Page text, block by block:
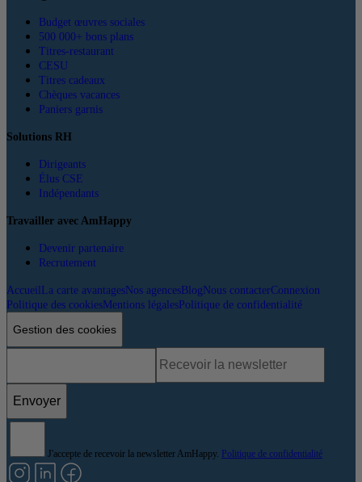
Budget œuvres sociales
500 000+ bons plans
Titres-restaurant
CESU
Titres cadeaux
Chèques vacances
Paniers garnis
Solutions RH
Dirigeants
Élus CSE
Indépendants
Travailler avec AmHappy
Devenir partenaire
Recrutement
Accueil La carte avantagesNos agences Blog Nous contacterConnexion
Politique des cookiesMentions légales Politique de confidentialité
Gestion des cookies
Envoyer
J'accepte de recevoir la newsletter AmHappy. Politique de confidentialité